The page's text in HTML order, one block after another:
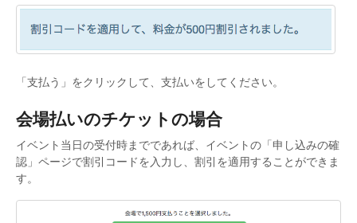
「支払う」をクリックして、支払いをしてください。
会場払いのチケットの場合
イベント当日の受付時までであれば、イベントの「申し込みの確
認」ページで割引コードを入力し、割引を適用することができま
す。